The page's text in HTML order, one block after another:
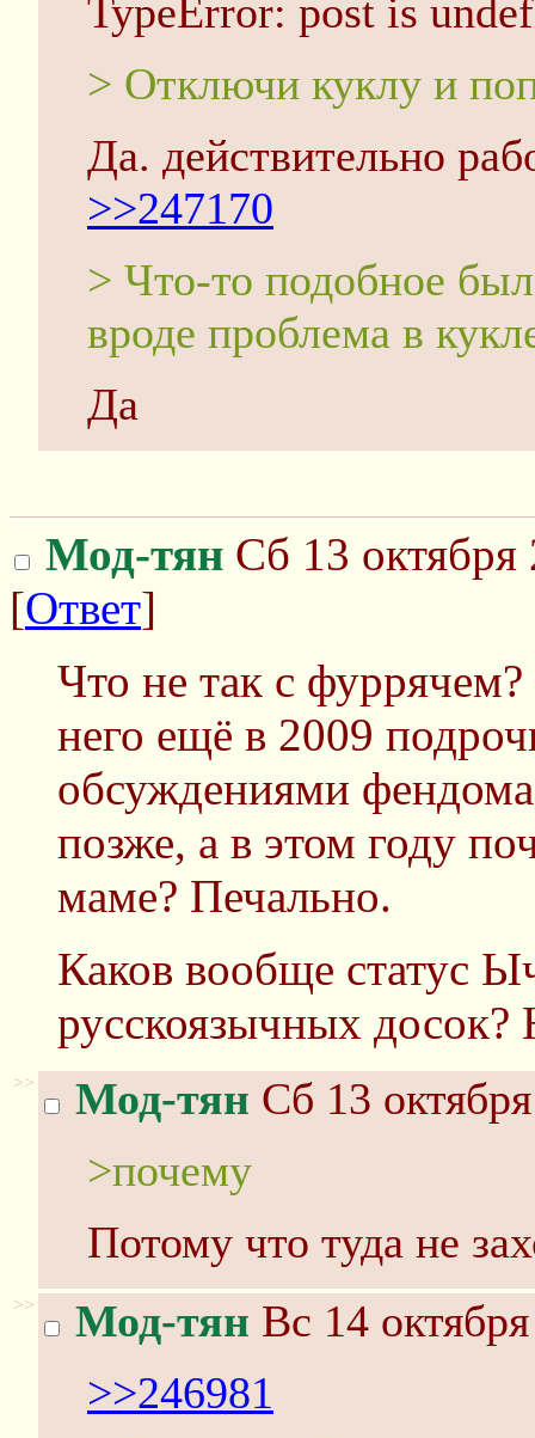
TypeError: post is
> Отключи куклу и
Да. действительно
>>247170
> Что-то подобное
вроде проблема в
Да
Мод-тян Сб 13
[Ответ]
Что не так с
него ещё в 2009
обсуждениями
позже, а в этом году
маме? Печально.
Каков вообще статус
русскоязычных досок?
>> Мод-тян Сб 13
>почему
Потому что туда не
>> Мод-тян Вс 14
>>246981